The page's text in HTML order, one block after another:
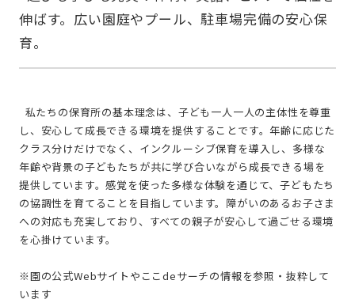
伸ばす。広い園庭やプール、駐車場完備の安心保
し、安心して成長できる環境を提供することです。年齢に応じた
クラス分けだけでなく、インクルーシブ保育を導入し、多様な
年齢や背景の子どもたちが共に学び合いながら成長できる場を
提供しています。感覚を使った多様な体験を通じて、子どもたち
の協調性を育てることを目指しています。障がいのあるお子さま
への対応も充実しており、すべての親子が安心して過ごせる環境
を心掛けています。
※園の公式Webサイトやここdeサーチの情報を参照・抜粋して